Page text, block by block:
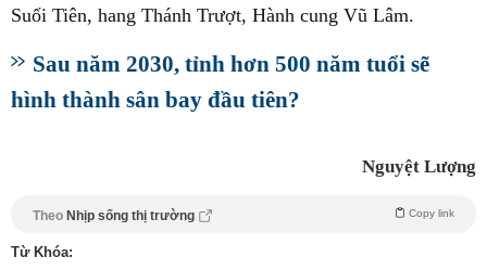
Suối Tiên, hang Thánh Trượt, Hành cung Vũ Lâm.
Sau năm 2030, tỉnh hơn 500 năm tuổi sẽ
hình thành sân bay đầu tiên?
Nguyệt Lượng
Theo Nhịp sống thị trường Copy link
Từ Khóa: